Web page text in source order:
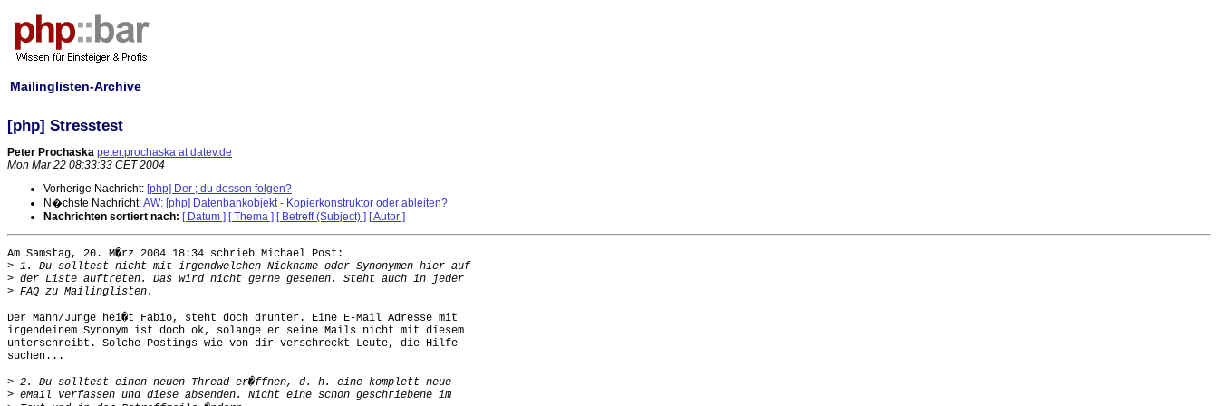
Mailinglisten-Archive
[php] Stresstest
Peter Prochaska peter.prochaska at datev.de
Mon Mar 22 08:33:33 CET 2004
Vorherige Nachricht: [php] Der ; du dessen folgen?
N�chste Nachricht:AW: [php] Datenbankobjekt - Kopierkonstruktor oder ableiten?
Nachrichten sortiert nach: [ Datum ] [ Thema ] [ Betreff (Subject) ] [ Autor ]
Am Samstag, 20. M�rz 2004 18:34 schrieb Michael Post:
>
>
>
Der Mann/Junge hei�t Fabio, steht doch drunter. Eine E-Mail Adresse mit
irgendeinem Synonym ist doch ok, solange er seine Mails nicht mit diesem
unterschreibt. Solche Postings wie von dir verschreckt Leute, die Hilfe
suchen...
>
>